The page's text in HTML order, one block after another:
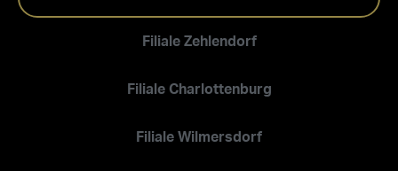
Filiale Zehlendorf
Filiale Charlottenburg
Filiale Wilmersdorf